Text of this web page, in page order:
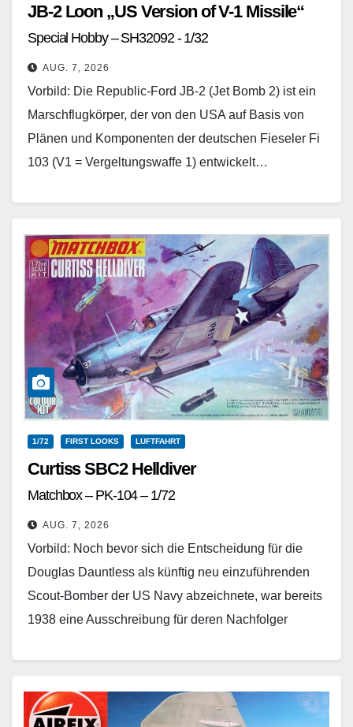
JB-2 Loon „US Version of V-1 Missile“
Special Hobby – SH32092 - 1/32
AUG. 7, 2026
Vorbild: Die Republic-Ford JB-2 (Jet Bomb 2) ist ein
Marschflugkörper, der von den USA auf Basis von
Plänen und Komponenten der deutschen Fieseler Fi
103 (V1 = Vergeltungswaffe 1) entwickelt…
1/72 FIRST LOOKS LUFTFAHRT
Curtiss SBC2 Helldiver
Matchbox – PK-104 – 1/72
AUG. 7, 2026
Vorbild: Noch bevor sich die Entscheidung für die
Douglas Dauntless als künftig neu einzuführenden
Scout-Bomber der US Navy abzeichnete, war bereits
1938 eine Ausschreibung für deren Nachfolger